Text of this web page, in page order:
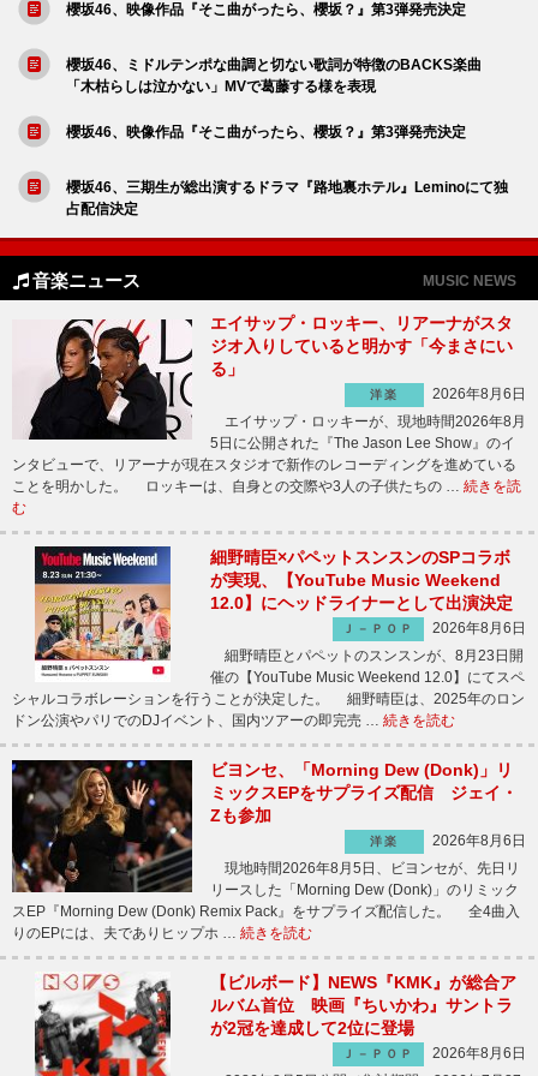
櫻坂46、映像作品『そこ曲がったら、櫻坂？』第3弾発売決定
櫻坂46、ミドルテンポな曲調と切ない歌詞が特徴のBACKS楽曲
「木枯らしは泣かない」MVで葛藤する様を表現
櫻坂46、映像作品『そこ曲がったら、櫻坂？』第3弾発売決定
櫻坂46、三期生が総出演するドラマ『路地裏ホテル』Leminoにて独
占配信決定
音楽ニュース MUSIC NEWS
エイサップ・ロッキー、リアーナがスタ
ジオ入りしていると明かす「今まさにい
る」
洋楽
2026年8月6日
エイサップ・ロッキーが、現地時間2026年8月
5日に公開された『The Jason Lee Show』のイ
ンタビューで、リアーナが現在スタジオで新作のレコーディングを進めている
ことを明かした。 ロッキーは、自身との交際や3人の子供たちの … 続きを読
む
細野晴臣×パペットスンスンのSPコラボ
が実現、【YouTube Music Weekend
12.0】にヘッドライナーとして出演決定
Ｊ－ＰＯＰ
2026年8月6日
細野晴臣とパペットのスンスンが、8月23日開
催の【YouTube Music Weekend 12.0】にてスペ
シャルコラボレーションを行うことが決定した。 細野晴臣は、2025年のロン
ドン公演やパリでのDJイベント、国内ツアーの即完売 … 続きを読む
ビヨンセ、「Morning Dew (Donk)」リ
ミックスEPをサプライズ配信 ジェイ・
Zも参加
洋楽
2026年8月6日
現地時間2026年8月5日、ビヨンセが、先日リ
リースした「Morning Dew (Donk)」のリミック
スEP『Morning Dew (Donk) Remix Pack』をサプライズ配信した。 全4曲入
りのEPには、夫でありヒップホ … 続きを読む
【ビルボード】NEWS『KMK』が総合ア
ルバム首位 映画『ちいかわ』サントラ
が2冠を達成して2位に登場
Ｊ－ＰＯＰ
2026年8月6日